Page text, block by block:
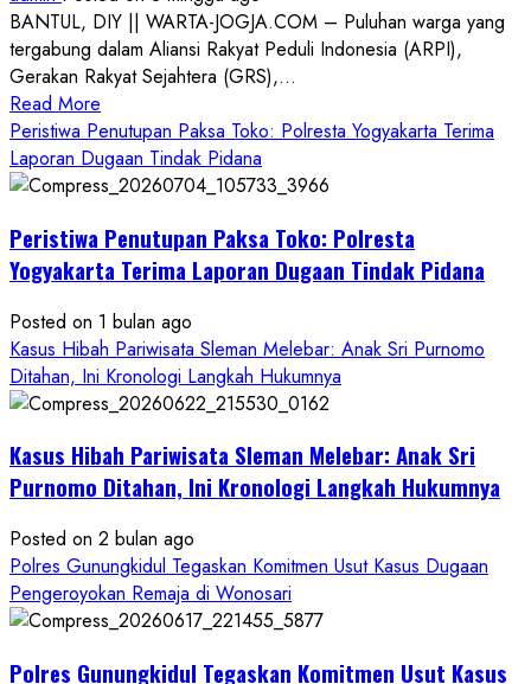
BANTUL, DIY || WARTA-JOGJA.COM – Puluhan warga yang
tergabung dalam Aliansi Rakyat Peduli Indonesia (ARPI),
Gerakan Rakyat Sejahtera (GRS),...
Read More
more
about
Kasus
Anak
di
Aliansi
Janji
Kawal
Proses
Sampai
Tuntas
Peristiwa Penutupan Paksa Toko: Polresta Yogyakarta Terima
Laporan Dugaan Tindak Pidana
Peristiwa Penutupan Paksa Toko: Polresta
Yogyakarta Terima Laporan Dugaan Tindak Pidana
Posted on 1 bulan ago
Kasus Hibah Pariwisata Sleman Melebar: Anak Sri Purnomo
Ditahan, Ini Kronologi Langkah Hukumnya
Kasus Hibah Pariwisata Sleman Melebar: Anak Sri
Purnomo Ditahan, Ini Kronologi Langkah Hukumnya
Posted on 2 bulan ago
Polres Gunungkidul Tegaskan Komitmen Usut Kasus Dugaan
Pengeroyokan Remaja di Wonosari
Polres Gunungkidul Tegaskan Komitmen Usut Kasus